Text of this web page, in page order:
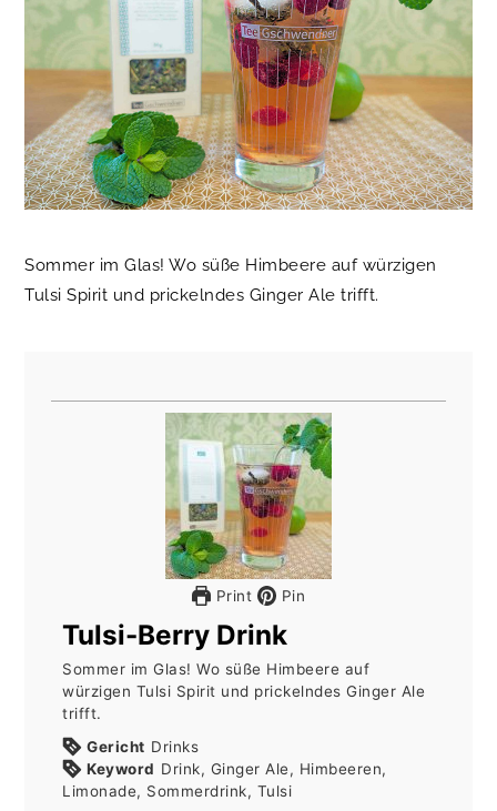
Sommer im Glas! Wo süße Himbeere auf würzigen
Tulsi Spirit und prickelndes Ginger Ale trifft.
Print Pin
Tulsi-Berry Drink
Sommer im Glas! Wo süße Himbeere auf
würzigen Tulsi Spirit und prickelndes Ginger Ale
trifft.
Gericht Drinks
Keyword Drink, Ginger Ale, Himbeeren,
Limonade, Sommerdrink, Tulsi